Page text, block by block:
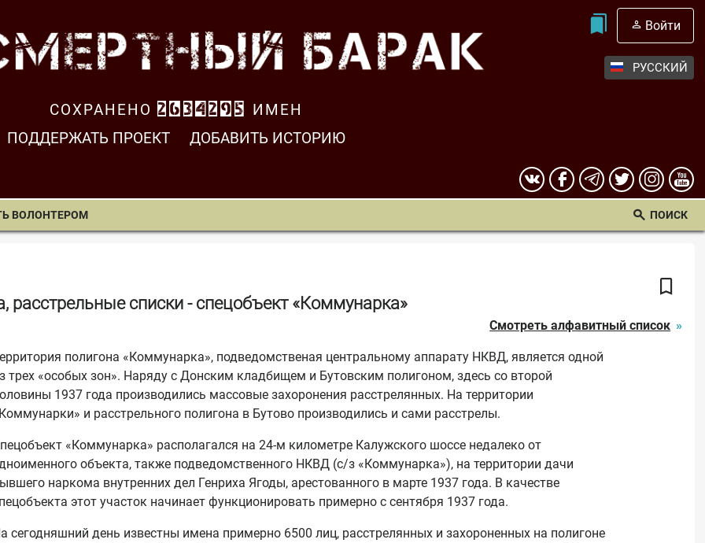
Войти
РУССКИЙ
СОХРАНЕНО 2634297
ИМЕН
ПОДДЕРЖАТЬ ПРОЕКТ
ДОБАВИТЬ ИСТОРИЮ
ВОЛОНТЕРОМ ПОИСК
расстрельные списки - спецобъект «Коммунарка»
Смотреть алфавитный список
полигона «Коммунарка», подведомственая центральному аппарату НКВД, является одной
трех «особых зон». Наряду с Донским кладбищем и Бутовским полигоном, здесь со второй
1937 года производились массовые захоронения расстрелянных. На территории
и расстрельного полигона в Бутово производились и сами расстрелы.
«Коммунарка» располагался на 24-м километре Калужского шоссе недалеко от
объекта, также подведомственного НКВД (с/з «Коммунарка»), на территории дачи
наркома внутренних дел Генриха Ягоды, арестованного в марте 1937 года. В качестве
этот участок начинает функционировать примерно с сентября 1937 года.
сегодняшний день известны имена примерно 6500 лиц, расстрелянных и захороненных на полигоне